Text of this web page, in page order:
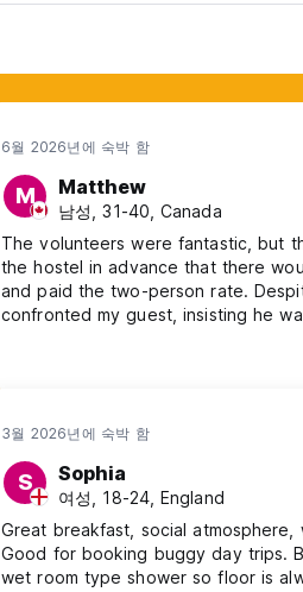
6월 2026년에 숙박 함
M Matthew
남성, 31-40, Canada
The volunteers were fantastic, but
the hostel in advance that there
and paid the two-person rate.
confronted my guest, insisting he
confirmed I was right, he still
to apologize for.” Mistakes
3월 2026년에 숙박 함
S Sophia
여성, 18-24, England
Great breakfast, social
Good for booking buggy day trips.
wet room type shower so floor is